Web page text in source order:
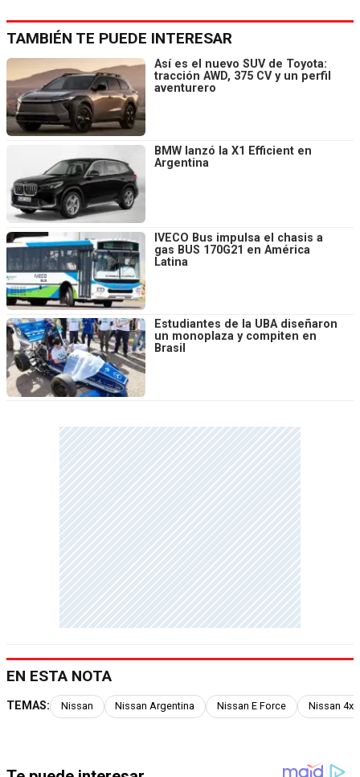
TAMBIÉN TE PUEDE INTERESAR
Así es el nuevo SUV de Toyota:
tracción AWD, 375 CV y un perfil
aventurero
BMW lanzó la X1 Efficient en
Argentina
IVECO Bus impulsa el chasis a
gas BUS 170G21 en América
Latina
Estudiantes de la UBA diseñaron
un monoplaza y compiten en
Brasil
EN ESTA NOTA
TEMAS: Nissan Nissan Argentina Nissan E Force Nissan 4x4